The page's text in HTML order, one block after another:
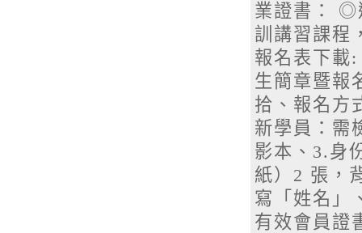
業證書： ◎
訓講習課程
報名表下載
生簡章暨報
拾、報名方
新學員：需
影本、3.身
紙）2 張，
寫「姓名」
有效會員證